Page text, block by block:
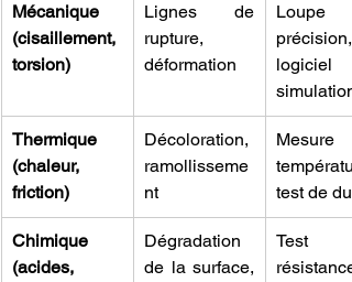
Mécanique
(cisaillement,
torsion)
Lignes de
rupture,
déformation
Loupe
précision,
logiciel
simulation
Thermique
(chaleur,
friction)
Décoloration,
ramollisseme
nt
Mesure
test de
Chimique
(acides,
Dégradation
de la surface,
Test
résistance